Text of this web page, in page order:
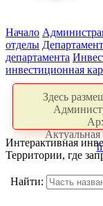
Начало
отделы
департамента
инвестиционная
Здесь
Интерактивная
Территории, где
Найти: